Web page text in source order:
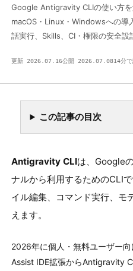
Google Antigravity CLIの使い方
macOS・Linux・Windowsへの導
話実行、Skills、CI・権限の安全設
更新 2026.07.16公開 2026.07.0814分
AI
この記事の目次
Antigravity CLIは、Google
ナルから利用するためのCLI
イル編集、コマンド実行、モ
えます。
2026年に個人・無料ユーザー
Assist IDE拡張からAntigravity